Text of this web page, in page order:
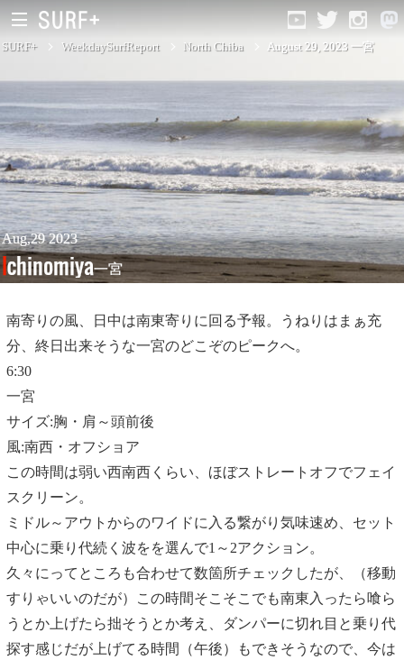
South Ibaraki
North Chiba
South Chiba
Unusually
Video Logs
SURF+ WeekdaySurfReport North Chiba August 29, 2023 一宮
Aug,29 2023
Ichinomiya一宮
南寄りの風、日中は南東寄りに回る予報。うねりはまぁ充
分、終日出来そうな一宮のどこぞのピークへ。
6:30
一宮
サイズ:胸・肩～頭前後
風:南西・オフショア
この時間は弱い西南西くらい、ほぼストレートオフでフェイ
スクリーン。
ミドル～アウトからのワイドに入る繋がり気味速め、セット
中心に乗り代続く波をを選んで1～2アクション。
久々にってところも合わせて数箇所チェックしたが、（移動
すりゃいいのだが）この時間そこそこでも南東入ったら喰ら
うとか上げたら拙そうとか考え、ダンパーに切れ目と乗り代
探す感じだが上げてる時間（午後）もできそうなので、今は